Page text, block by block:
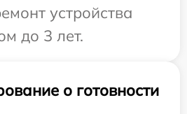
устройства
до 3 лет.
о готовности